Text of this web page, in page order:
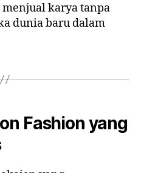
karya tanpa
dunia baru dalam
Fashion yang